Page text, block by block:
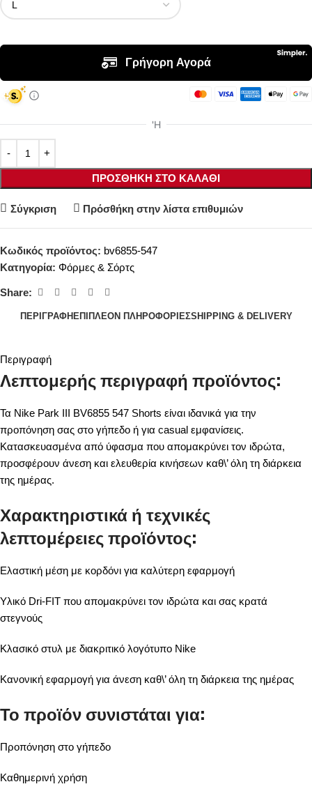
ΠΡΟΣΘΉΚΗ ΣΤΟ ΚΑΛΆΘΙ
Σύγκριση Πρόσθήκη στην λίστα επιθυμιών
Κωδικός προϊόντος: bv6855-547
Κατηγορία: Φόρμες & Σόρτς
Share:
ΠΕΡΙΓΡΑΦΉ ΕΠΙΠΛΈΟΝ ΠΛΗΡΟΦΟΡΊΕΣSHIPPING & DELIVERY
Περιγραφή
Λεπτομερής περιγραφή προϊόντος:
Τα Nike Park III BV6855 547 Shorts είναι ιδανικά για την
προπόνηση σας στο γήπεδο ή για casual εμφανίσεις.
Κατασκευασμένα από ύφασμα που απομακρύνει τον ιδρώτα,
προσφέρουν άνεση και ελευθερία κινήσεων καθ\’ όλη τη διάρκεια
της ημέρας.
Χαρακτηριστικά ή τεχνικές
λεπτομέρειες προϊόντος:
Ελαστική μέση με κορδόνι για καλύτερη εφαρμογή
Υλικό Dri-FIT που απομακρύνει τον ιδρώτα και σας κρατά
στεγνούς
Κλασικό στυλ με διακριτικό λογότυπο Nike
Κανονική εφαρμογή για άνεση καθ\’ όλη τη διάρκεια της ημέρας
Το προϊόν συνιστάται για:
Προπόνηση στο γήπεδο
Καθημερινή χρήση